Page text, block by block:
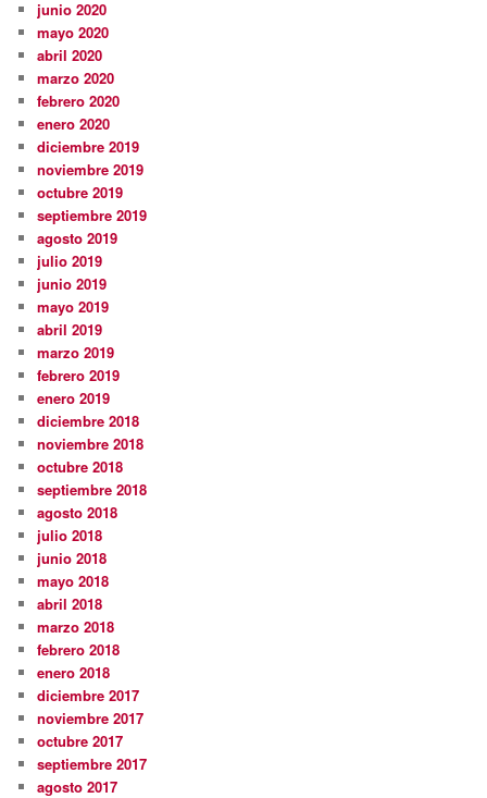
junio 2020
mayo 2020
abril 2020
marzo 2020
febrero 2020
enero 2020
diciembre 2019
noviembre 2019
octubre 2019
septiembre 2019
agosto 2019
julio 2019
junio 2019
mayo 2019
abril 2019
marzo 2019
febrero 2019
enero 2019
diciembre 2018
noviembre 2018
octubre 2018
septiembre 2018
agosto 2018
julio 2018
junio 2018
mayo 2018
abril 2018
marzo 2018
febrero 2018
enero 2018
diciembre 2017
noviembre 2017
octubre 2017
septiembre 2017
agosto 2017